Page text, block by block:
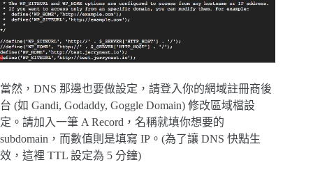
當然，DNS 那邊也要做設定，請登入你的網域註冊商後
台 (如 Gandi, Godaddy, Goggle Domain) 修改區域檔設
定。請加入一筆 A Record，名稱就填你想要的
subdomain，而數值則是填寫 IP。(為了讓 DNS 快點生
效，這裡 TTL 設定為 5 分鐘)